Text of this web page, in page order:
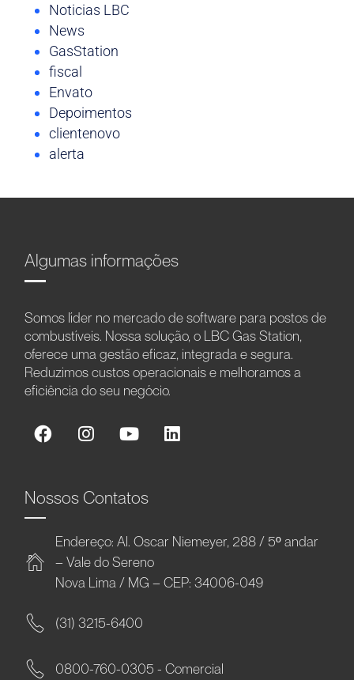
Noticias LBC
News
GasStation
fiscal
Envato
Depoimentos
clientenovo
alerta
Algumas informações
Somos líder no mercado de software para postos de
combustíveis. Nossa solução, o LBC Gas Station,
oferece uma gestão eficaz, integrada e segura.
Reduzimos custos operacionais e melhoramos a
eficiência do seu negócio.
Nossos Contatos
Endereço: Al. Oscar Niemeyer, 288 / 5º andar
– Vale do Sereno
Nova Lima / MG – CEP: 34006-049
(31) 3215-6400
0800-760-0305 - Comercial